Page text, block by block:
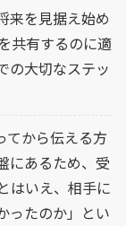
来を見据え始め
共有するのに適
の大切なステッ
てから伝える方
にあるため、受
はいえ、相手に
ったのか」とい